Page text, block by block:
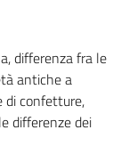
differenza fra le
antiche a
di confetture,
differenze dei